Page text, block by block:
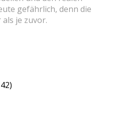
gefährlich, denn die
je zuvor.